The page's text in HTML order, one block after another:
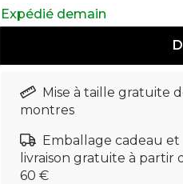
Expédié demain
Mise à taille gratuite
montres
Emballage cadeau et
livraison gratuite à partir
60 €